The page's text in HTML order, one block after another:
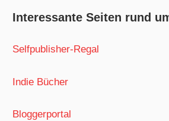
Interessante Seiten rund
Selfpublisher-Regal
Indie Bücher
Bloggerportal